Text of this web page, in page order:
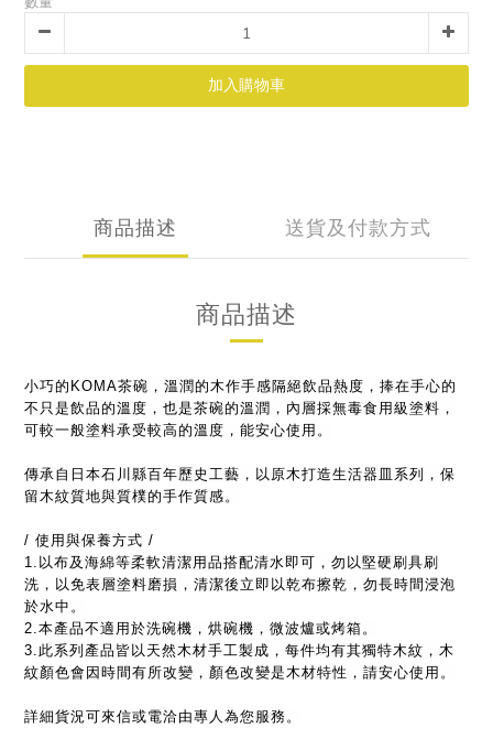
加入購物車
商品描述 送貨及付款方式
商品描述
小巧的KOMA茶碗，溫潤的木作手感隔絕飲品熱度，捧在手心的
不只是飲品的溫度，也是茶碗的溫潤，內層採無毒食用級塗料，
可較一般塗料承受較高的溫度，能安心使用。
傳承自日本石川縣百年歷史工藝，以原木打造生活器皿系列，保
留木紋質地與質樸的手作質感。
/ 使用與保養方式 /
1.以布及海綿等柔軟清潔用品搭配清水即可，勿以堅硬刷具刷
洗，以免表層塗料磨損，清潔後立即以乾布擦乾，勿長時間浸泡
於水中。
2.本產品不適用於洗碗機，烘碗機，微波爐或烤箱。
3.此系列產品皆以天然木材手工製成，每件均有其獨特木紋，木
紋顏色會因時間有所改變，顏色改變是木材特性，請安心使用。
詳細貨況可來信或電洽由專人為您服務。